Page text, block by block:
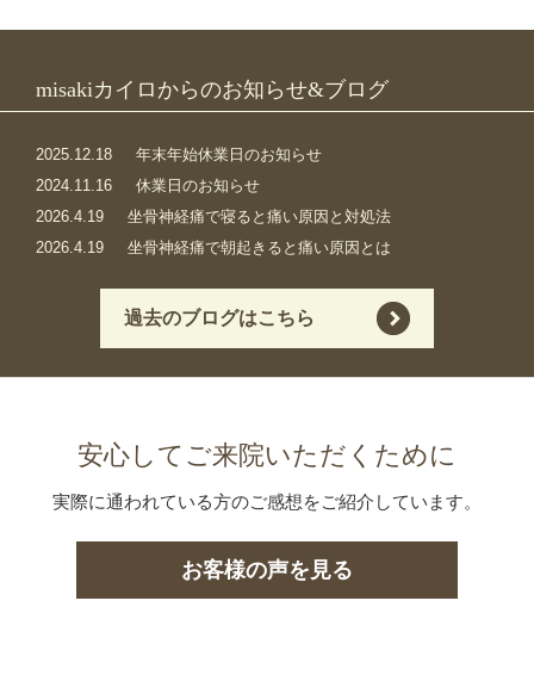
misakiカイロからのお知らせ&ブログ
2025.12.18
年末年始休業日のお知らせ
2024.11.16
休業日のお知らせ
2026.4.19
坐骨神経痛で寝ると痛い原因と対処法
2026.4.19
坐骨神経痛で朝起きると痛い原因とは
過去のブログはこちら
安心してご来院いただくために
実際に通われている方のご感想をご紹介しています。
お客様の声を見る